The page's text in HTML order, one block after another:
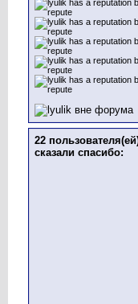
22
сказали cпасибо: